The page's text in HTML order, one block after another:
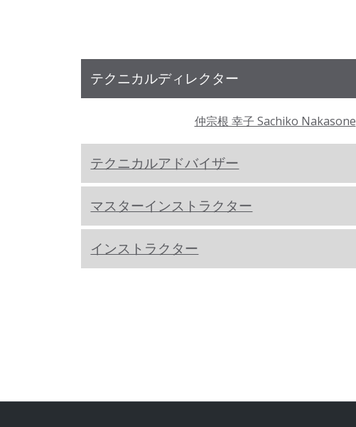
テクニカルディレクター
仲宗根 幸子 Sachiko Nakasone
テクニカルアドバイザー
マスターインストラクター
インストラクター